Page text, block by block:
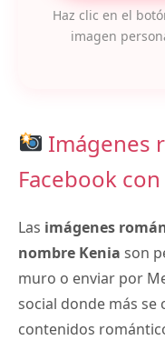
Haz clic en el
imagen
Imágenes
Facebook
Las imágenes
nombre Kenia son
muro o enviar por
social donde más
contenidos